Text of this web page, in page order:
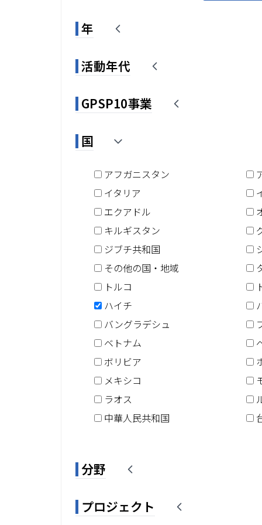
年
活動年代
GPSP10事業
国
アフガニスタン
イタリア
エクアドル
キルギスタン
ジブチ共和国
その他の国・地域
トルコ
ハイチ
バングラデシュ
ベトナム
ボリビア
メキシコ
ラオス
中華人民共和国
分野
プロジェクト